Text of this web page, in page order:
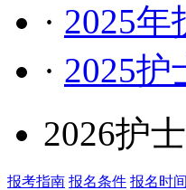
· 2025
· 2025
2026护
报考指南 报名条件 报名时间